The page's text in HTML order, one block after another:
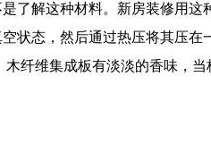
解这种材料。新房装修用
状态，然后通过热压将其压
纤维集成板有淡淡的香味，